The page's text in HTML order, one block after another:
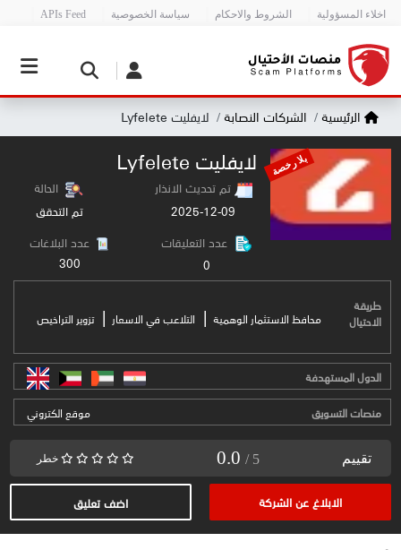
اخلاء المسؤولية الشروط والاحكام سياسة الخصوصية APIs Feed
الرئيسية الشركات النصابة لايفليت Lyfelete
بلا رخصة لايفليت Lyfelete
تم تحديث الانذار
2025-12-09
الحالة
تم التحقق
عدد التعليقات
0
عدد البلاغات
300
طريقة
الاحتيال محافظ الاستثمار الوهمية | التلاعب في الاسعار | تزوير التراخيص
الدول المستهدفة
منصات التسويق
موقع الكتروني
تقييم 0.0 / 5 خطر
الابلاغ عن الشركة اضف تعليق